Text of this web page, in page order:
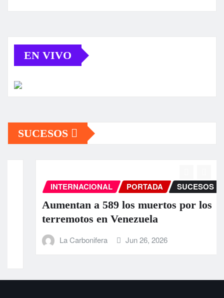
EN VIVO
SUCESOS
INTERNACIONAL PORTADA SUCESOS
Aumentan a 589 los muertos por los
terremotos en Venezuela
La Carbonifera Jun 26, 2026